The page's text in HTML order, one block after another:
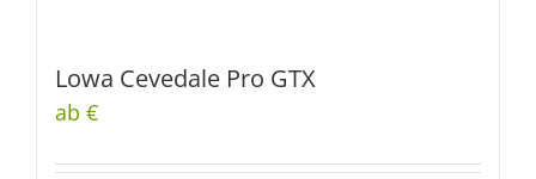
Lowa Cevedale Pro GTX
ab €